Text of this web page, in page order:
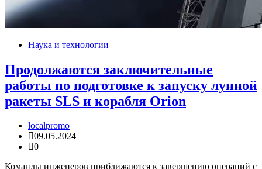
Наука и технологии
Продолжаются заключительные
работы по подготовке к запуску лунной
ракеты SLS и корабля Orion
localpromo
09.05.2024
0
Команды инженеров приближаются к завершению операций с